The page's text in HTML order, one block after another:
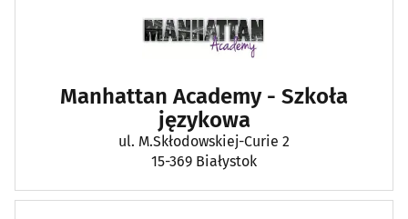
Manhattan Academy - Szkoła
językowa
ul. M.Skłodowskiej-Curie 2
15-369 Białystok